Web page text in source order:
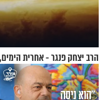
הרב יצחק פנגר - אחרית